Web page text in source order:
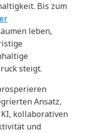
Bis zum
leben,
steigt.
Ansatz,
kollaborativen
und